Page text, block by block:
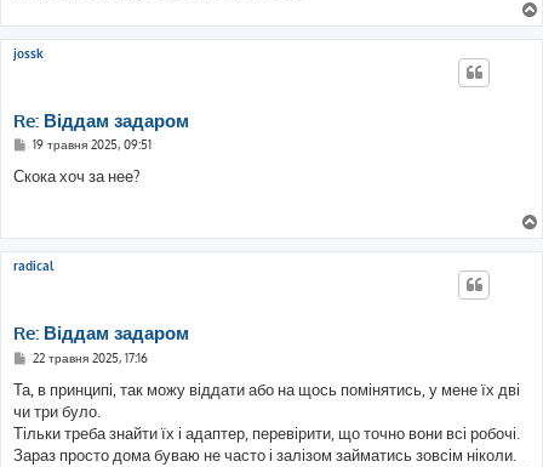
jossk
Re: Віддам задаром
П
в
е
н
19 травня 2025, 09:51
Скока хоч за нее?
radical
Re: Віддам задаром
П
в
і
д
о
м
л
22 травня 2025, 17:16
Та, в принципі, так можу віддати або на щось помінятись, у мене їх дві
чи три було.
Тільки треба знайти їх і адаптер, перевірити, що точно вони всі робочі.
Зараз просто дома буваю не часто і залізом займатись зовсім ніколи.